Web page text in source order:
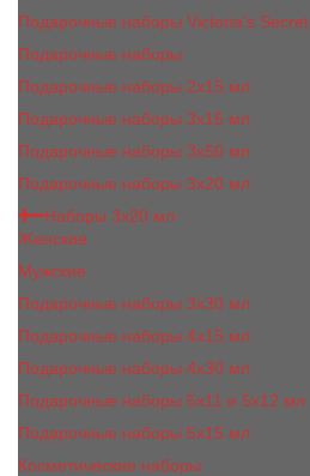
Подарочные наборы Victoria's Secret
Подарочные наборы
Подарочные наборы 2x15 мл
Подарочные наборы 3х15 мл
Подарочные наборы 3x50 мл
Подарочные наборы 3x20 мл
Наборы 3х20 мл
Женские
Мужские
Подарочные наборы 3х30 мл
Подарочные наборы 4x15 мл
Подарочные наборы 4x30 мл
Подарочные наборы 5x11 и 5х12 мл
Подарочные наборы 5x15 мл
Косметические наборы